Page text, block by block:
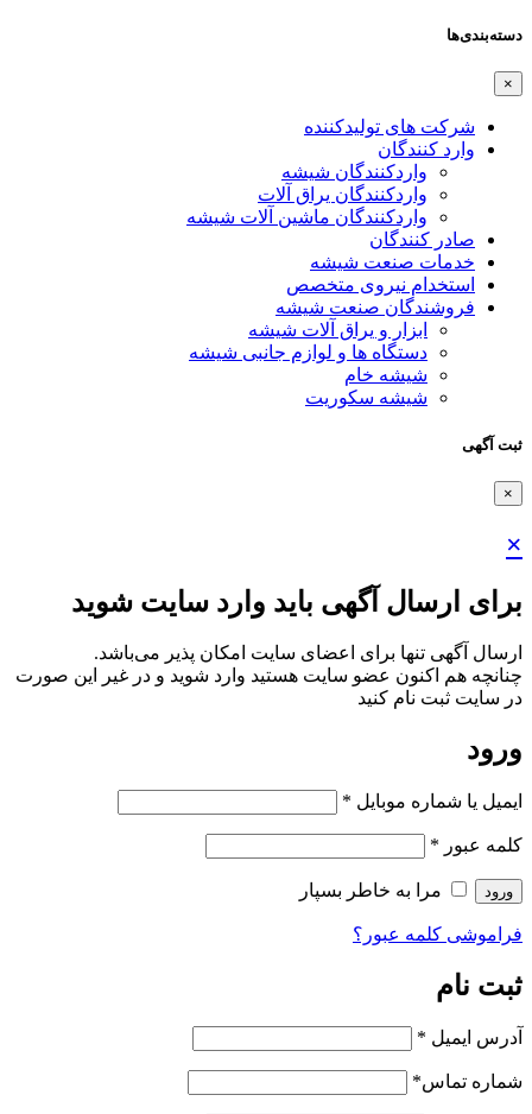
دسته‌بندی‌ها
×
شرکت های تولیدکننده
وارد کنندگان
واردکنندگان شیشه
واردکنندگان یراق آلات
واردکنندگان ماشین آلات شیشه
صادر کنندگان
خدمات صنعت شیشه
استخدام نیروی متخصص
فروشندگان صنعت شیشه
ابزار و یراق آلات شیشه
دستگاه ها و لوازم جانبی شیشه
شیشه خام
شیشه سکوریت
ثبت آگهی
×
×
برای ارسال آگهی باید وارد سایت شوید
ارسال آگهی تنها برای اعضای سایت امکان پذیر می‌باشد.
چنانچه هم‌ اکنون عضو سایت هستید وارد شوید و در غیر این صورت
در سایت ثبت نام کنید
ورود
ایمیل یا شماره موبایل *
کلمه عبور *
ورود مرا به خاطر بسپار
فراموشی کلمه عبور؟
ثبت نام
آدرس ایمیل *
شماره تماس*